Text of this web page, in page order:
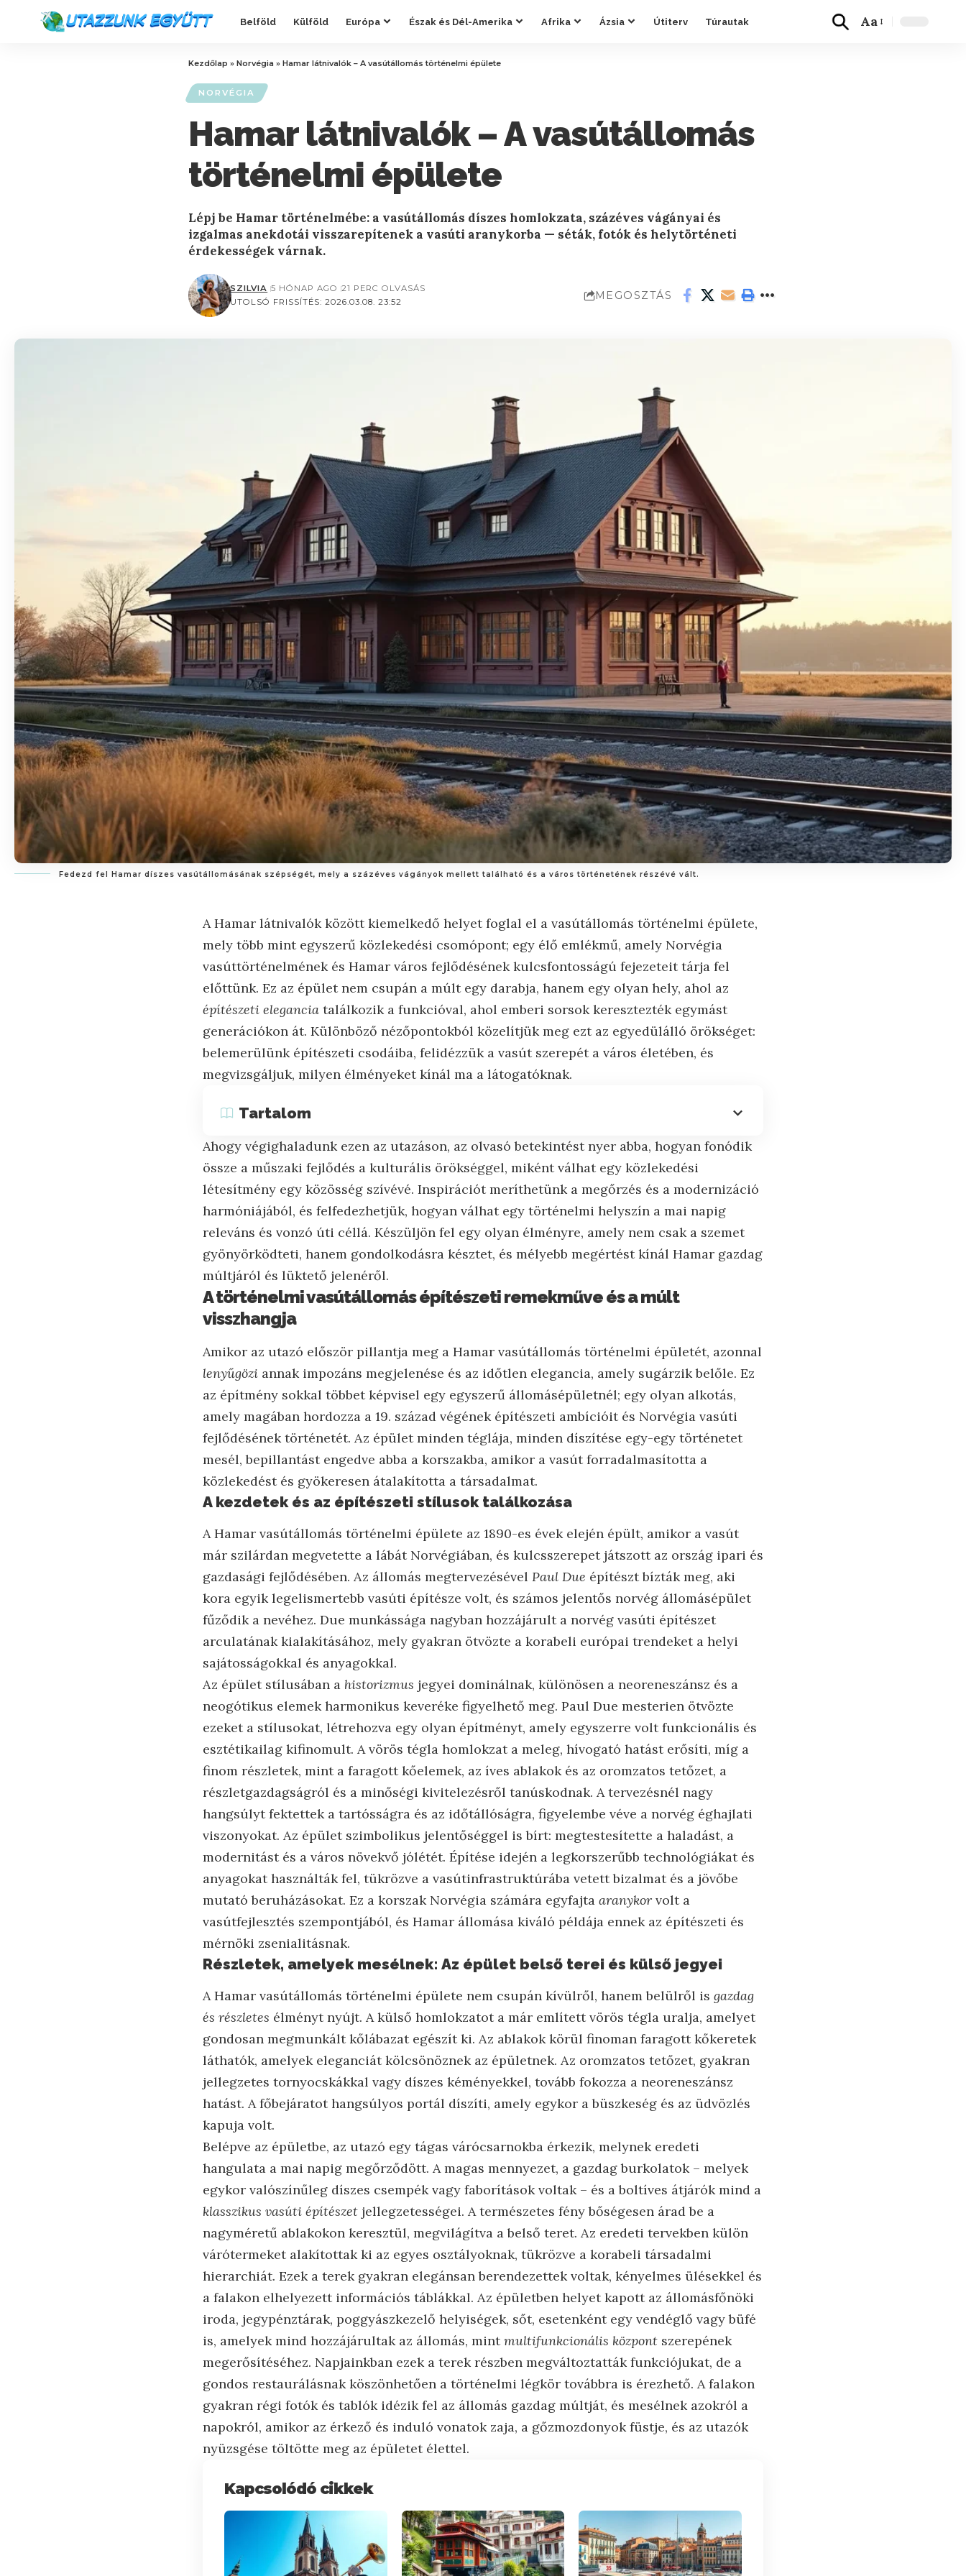
Belföld Külföld Európa Észak és Dél-Amerika Afrika Ázsia Útiterv Túrautak Aa
Kezdőlap » Norvégia » Hamar látnivalók – A vasútállomás történelmi épülete
NORVÉGIA
Hamar látnivalók – A vasútállomás
történelmi épülete
Lépj be Hamar történelmébe: a vasútállomás díszes homlokzata, százéves vágányai és
izgalmas anekdotái visszarepítenek a vasúti aranykorba — séták, fotók és helytörténeti
érdekességek várnak.
UTOLSÓ FRISSÍTÉS: 2026.03.08. 23:52
SZILVIA 5 HÓNAP AGO 21 PERC OLVASÁS
MEGOSZTÁS
Fedezd fel Hamar díszes vasútállomásának szépségét, mely a százéves vágányok mellett található és a város történetének részévé vált.
A Hamar látnivalók között kiemelkedő helyet foglal el a vasútállomás történelmi épülete,
mely több mint egyszerű közlekedési csomópont; egy élő emlékmű, amely Norvégia
vasúttörténelmének és Hamar város fejlődésének kulcsfontosságú fejezeteit tárja fel
előttünk. Ez az épület nem csupán a múlt egy darabja, hanem egy olyan hely, ahol az
építészeti elegancia találkozik a funkcióval, ahol emberi sorsok keresztezték egymást
generációkon át. Különböző nézőpontokból közelítjük meg ezt az egyedülálló örökséget:
belemerülünk építészeti csodáiba, felidézzük a vasút szerepét a város életében, és
megvizsgáljuk, milyen élményeket kínál ma a látogatóknak.
Tartalom
Ahogy végighaladunk ezen az utazáson, az olvasó betekintést nyer abba, hogyan fonódik
össze a műszaki fejlődés a kulturális örökséggel, miként válhat egy közlekedési
létesítmény egy közösség szívévé. Inspirációt meríthetünk a megőrzés és a modernizáció
harmóniájából, és felfedezhetjük, hogyan válhat egy történelmi helyszín a mai napig
releváns és vonzó úti céllá. Készüljön fel egy olyan élményre, amely nem csak a szemet
gyönyörködteti, hanem gondolkodásra késztet, és mélyebb megértést kínál Hamar gazdag
múltjáról és lüktető jelenéről.
A történelmi vasútállomás építészeti remekműve és a múlt
visszhangja
Amikor az utazó először pillantja meg a Hamar vasútállomás történelmi épületét, azonnal
lenyűgözi annak impozáns megjelenése és az időtlen elegancia, amely sugárzik belőle. Ez
az építmény sokkal többet képvisel egy egyszerű állomásépületnél; egy olyan alkotás,
amely magában hordozza a 19. század végének építészeti ambícióit és Norvégia vasúti
fejlődésének történetét. Az épület minden téglája, minden díszítése egy-egy történetet
mesél, bepillantást engedve abba a korszakba, amikor a vasút forradalmasította a
közlekedést és gyökeresen átalakította a társadalmat.
A kezdetek és az építészeti stílusok találkozása
A Hamar vasútállomás történelmi épülete az 1890-es évek elején épült, amikor a vasút
már szilárdan megvetette a lábát Norvégiában, és kulcsszerepet játszott az ország ipari és
gazdasági fejlődésében. Az állomás megtervezésével Paul Due építészt bízták meg, aki
kora egyik legelismertebb vasúti építésze volt, és számos jelentős norvég állomásépület
fűződik a nevéhez. Due munkássága nagyban hozzájárult a norvég vasúti építészet
arculatának kialakításához, mely gyakran ötvözte a korabeli európai trendeket a helyi
sajátosságokkal és anyagokkal.
Az épület stílusában a historizmus jegyei dominálnak, különösen a neoreneszánsz és a
neogótikus elemek harmonikus keveréke figyelhető meg. Paul Due mesterien ötvözte
ezeket a stílusokat, létrehozva egy olyan építményt, amely egyszerre volt funkcionális és
esztétikailag kifinomult. A vörös tégla homlokzat a meleg, hívogató hatást erősíti, míg a
finom részletek, mint a faragott kőelemek, az íves ablakok és az oromzatos tetőzet, a
részletgazdagságról és a minőségi kivitelezésről tanúskodnak. A tervezésnél nagy
hangsúlyt fektettek a tartósságra és az időtállóságra, figyelembe véve a norvég éghajlati
viszonyokat. Az épület szimbolikus jelentőséggel is bírt: megtestesítette a haladást, a
modernitást és a város növekvő jólétét. Építése idején a legkorszerűbb technológiákat és
anyagokat használták fel, tükrözve a vasútinfrastruktúrába vetett bizalmat és a jövőbe
mutató beruházásokat. Ez a korszak Norvégia számára egyfajta aranykor volt a
vasútfejlesztés szempontjából, és Hamar állomása kiváló példája ennek az építészeti és
mérnöki zsenialitásnak.
Részletek, amelyek mesélnek: Az épület belső terei és külső jegyei
A Hamar vasútállomás történelmi épülete nem csupán kívülről, hanem belülről is gazdag
és részletes élményt nyújt. A külső homlokzatot a már említett vörös tégla uralja, amelyet
gondosan megmunkált kőlábazat egészít ki. Az ablakok körül finoman faragott kőkeretek
láthatók, amelyek eleganciát kölcsönöznek az épületnek. Az oromzatos tetőzet, gyakran
jellegzetes tornyocskákkal vagy díszes kéményekkel, tovább fokozza a neoreneszánsz
hatást. A főbejáratot hangsúlyos portál díszíti, amely egykor a büszkeség és az üdvözlés
kapuja volt.
Belépve az épületbe, az utazó egy tágas várócsarnokba érkezik, melynek eredeti
hangulata a mai napig megőrződött. A magas mennyezet, a gazdag burkolatok – melyek
egykor valószínűleg díszes csempék vagy faborítások voltak – és a boltíves átjárók mind a
klasszikus vasúti építészet jellegzetességei. A természetes fény bőségesen árad be a
nagyméretű ablakokon keresztül, megvilágítva a belső teret. Az eredeti tervekben külön
várótermeket alakítottak ki az egyes osztályoknak, tükrözve a korabeli társadalmi
hierarchiát. Ezek a terek gyakran elegánsan berendezettek voltak, kényelmes ülésekkel és
a falakon elhelyezett információs táblákkal. Az épületben helyet kapott az állomásfőnöki
iroda, jegypénztárak, poggyászkezelő helyiségek, sőt, esetenként egy vendéglő vagy büfé
is, amelyek mind hozzájárultak az állomás, mintmultifunkcionális központ szerepének
megerősítéséhez. Napjainkban ezek a terek részben megváltoztatták funkciójukat, de a
gondos restaurálásnak köszönhetően a történelmi légkör továbbra is érezhető. A falakon
gyakran régi fotók és tablók idézik fel az állomás gazdag múltját, és mesélnek azokról a
napokról, amikor az érkező és induló vonatok zaja, a gőzmozdonyok füstje, és az utazók
nyüzsgése töltötte meg az épületet élettel.
Kapcsolódó cikkek